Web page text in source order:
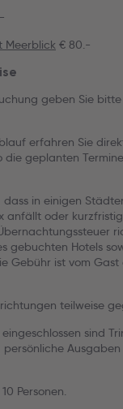
Meerblick € 80.-
geben Sie
erfahren Sie
die geplanten
dass in einigen
anfällt oder
gebuchten Hotels
Gebühr ist vom Gast
teilweise
eingeschlossen sind
Personen.